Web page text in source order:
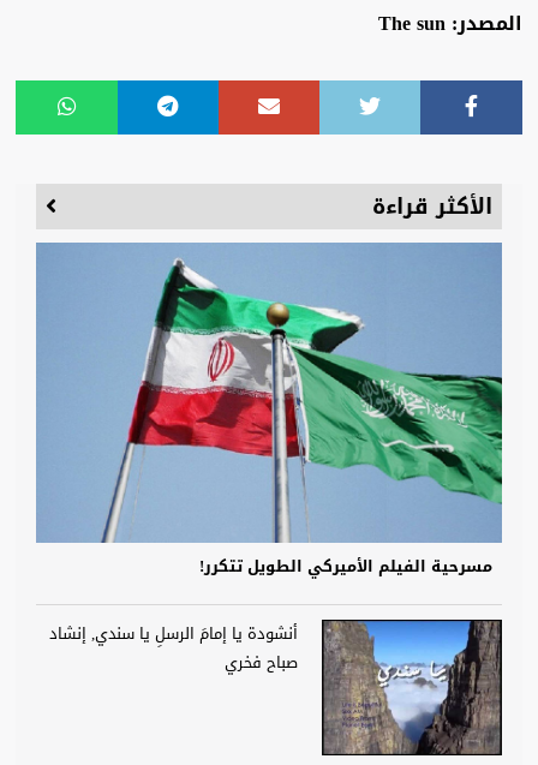
المصدر: The sun
الأكثر قراءة
مسرحية الفيلم الأميركي الطويل تتكرر!
أنشودة يا إمامَ الرسلِ يا سندي, إنشاد
صباح فخري